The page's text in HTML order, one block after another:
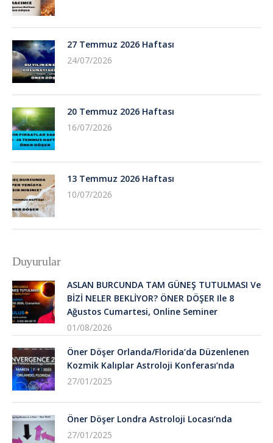
27 Temmuz 2026 Haftası
24/07/2026
20 Temmuz 2026 Haftası
16/07/2026
13 Temmuz 2026 Haftası
10/07/2026
Duyurular
ASLAN BURCUNDA TAM GÜNEŞ TUTULMASI Ve
BİZİ NELER BEKLİYOR? ÖNER DÖŞER Ile 8
Ağustos Cumartesi, Online Seminer
01/08/2026
Öner Döşer Orlanda/Florida’da Düzenlenen
Kozmik Kalıplar Astroloji Konferası’nda
27/01/2025
Öner Döşer Londra Astroloji Locası’nda
27/01/2025